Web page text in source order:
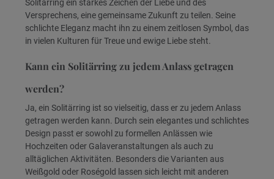
Solitärring ein starkes Zeichen der Liebe und des
Versprechens, eine gemeinsame Zukunft zu teilen. Seine
schlichte Eleganz macht ihn zu einem zeitlosen Symbol, das
in vielen Kulturen für Treue und ewige Liebe steht.
Kann ein Solitärring zu jedem Anlass getragen
werden?
Ja, ein Solitärring ist so vielseitig, dass er zu jedem Anlass
getragen werden kann. Durch sein elegantes und schlichtes
Design passt er sowohl zu formellen Anlässen wie
Hochzeiten oder Galaveranstaltungen als auch zu
alltäglichen Aktivitäten. Besonders die Varianten aus
Weißgold oder Roségold lassen sich leicht mit anderen